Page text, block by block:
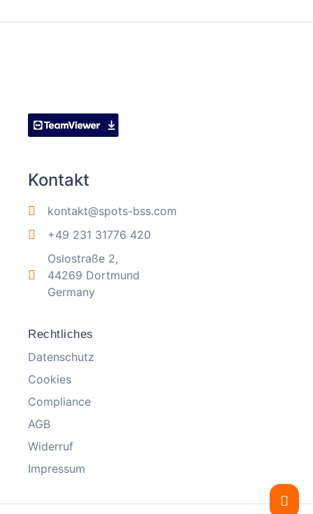
Kontakt
kontakt@spots-bss.com
+49 231 31776 420
Oslostraße 2,
44269 Dortmund
Germany
Rechtliches
Datenschutz
Cookies
Compliance
AGB
Widerruf
Impressum